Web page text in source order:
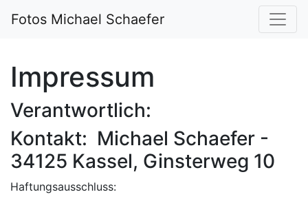
Fotos Michael Schaefer
Impressum
Verantwortlich:
Kontakt: Michael Schaefer -
34125 Kassel, Ginsterweg 10
Haftungsausschluss: